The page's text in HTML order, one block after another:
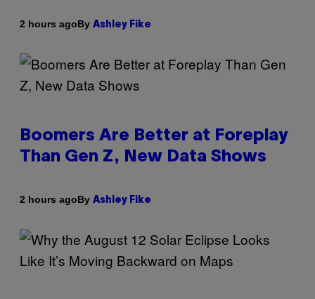
2 hours agoBy Ashley Fike
Boomers Are Better at Foreplay
Than Gen Z, New Data Shows
2 hours agoBy Ashley Fike